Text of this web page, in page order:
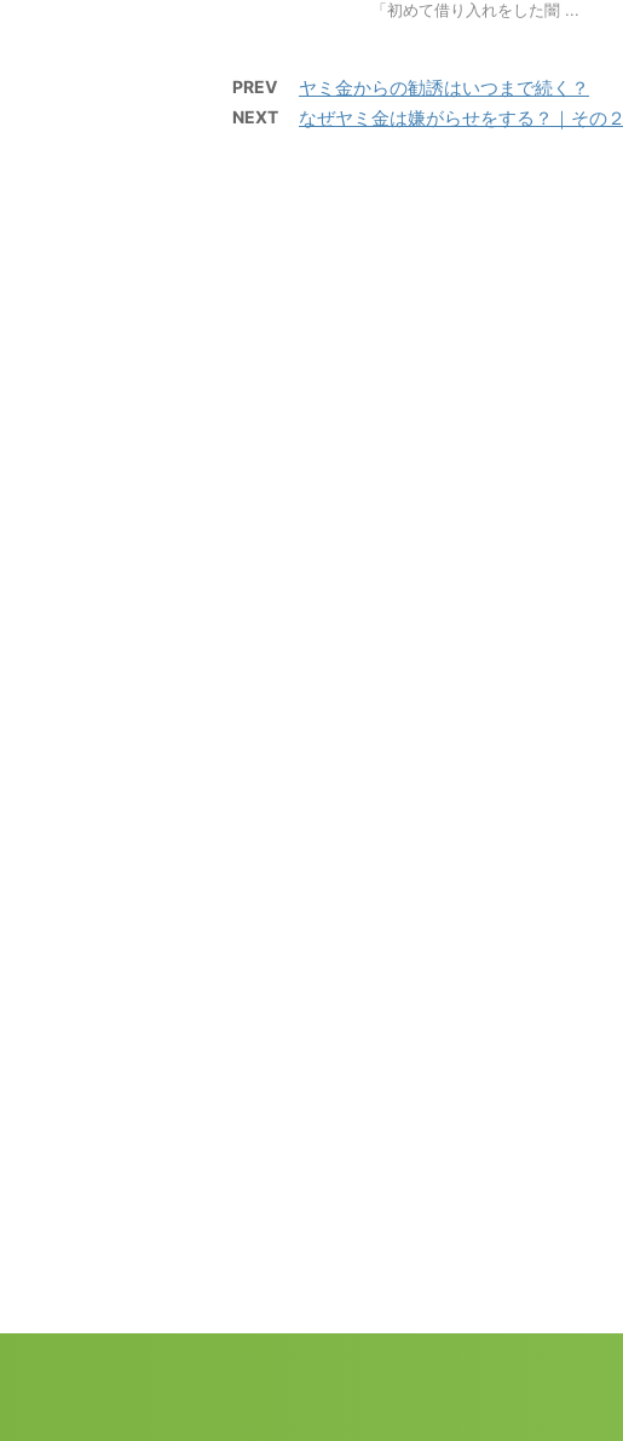
「初めて借り入れをした闇 ...
PREV ヤミ金からの勧誘はいつまで続く？
NEXT なぜヤミ金は嫌がらせをする？｜その２